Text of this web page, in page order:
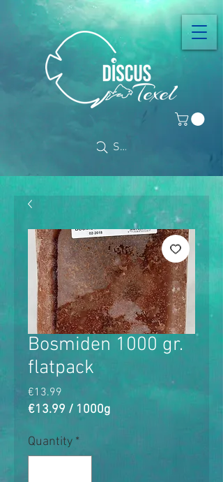
Search
Bosmiden 1000 gr.
flatpack
€13.99
€13.99 / 1000g
per
1000
Quantity *